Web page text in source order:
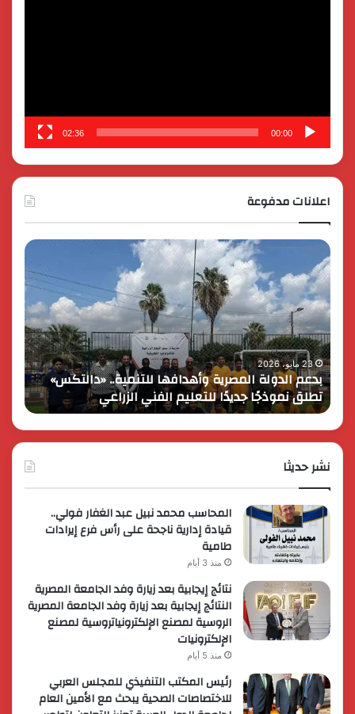
00:00
02:36
اعلانات مدفوعة
للتنمية.. «دالتكس»
الفني الزراعي
كايي
موتورز
للسيارات
تحتفل
بمرور
عام
على
انطلاقها
في
مصر
وتُطلق
عروضاً
ترويجية
17 مايو، 2026
كايي موتورز للسيارات تحتفل
في مصر وتُطلق عروضاً ترويجية
نشر حديثا
المحاسب محمد نبيل عبد الغفار فولي..
قيادة إدارية ناجحة على رأس فرع إيرادات
طامية
منذ 3 أيام
نتائج إيجابية بعد زيارة وفد الجامعة المصرية
النتائج إيجابية بعد زيارة وفد الجامعة المصرية
الروسية لمصنع الإلكترونياتروسية لمصنع
الإلكترونيات
منذ 5 أيام
رئيس المكتب التنفيذي للمجلس العربي
للاختصاصات الصحية يبحث مع الأمين العام